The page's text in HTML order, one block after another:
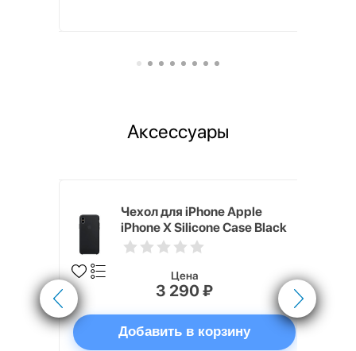
Аксессуары
Чехол для iPhone Apple
iPhone X Silicone Case Black
Цена
3 290 ₽
Добавить в корзину